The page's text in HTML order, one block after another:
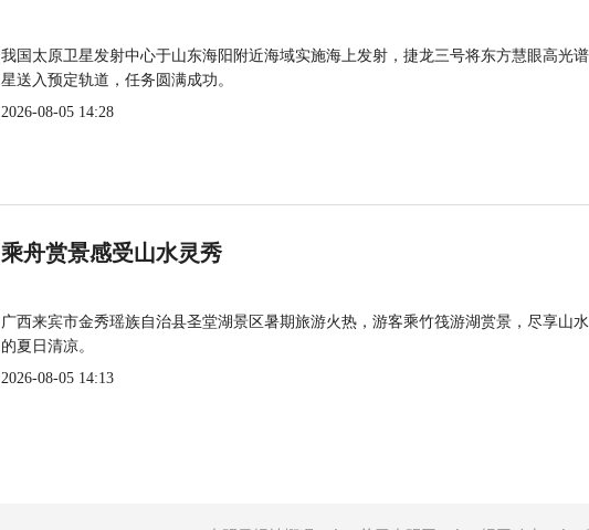
我国太原卫星发射中心于山东海阳附近海域实施海上发射，捷龙三号将东方慧眼高光
星送入预定轨道，任务圆满成功。
2026-08-05 14:28
乘舟赏景感受山水灵秀
广西来宾市金秀瑶族自治县圣堂湖景区暑期旅游火热，游客乘竹筏游湖赏景，尽享山
的夏日清凉。
2026-08-05 14:13